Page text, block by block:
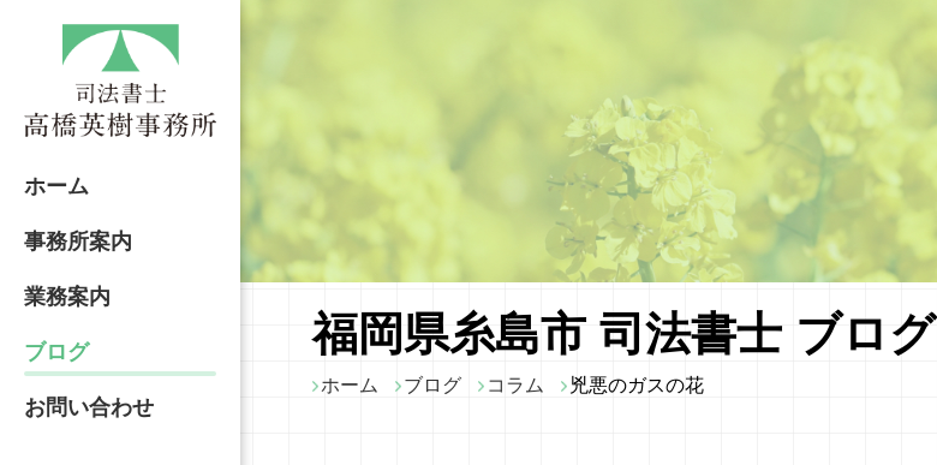
ホーム
事務所案内
業務案内
ブログ
お問い合わせ
福岡県糸島市 司法書士 ブログ
ホーム ブログ コラム 兇悪のガスの花